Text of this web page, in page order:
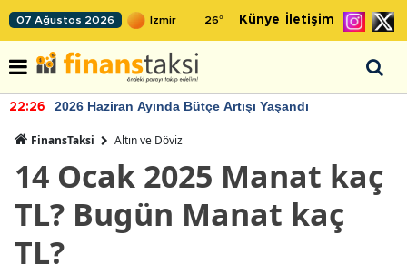
07 Ağustos 2026 26° Künye İletişim
22:26 2026 Haziran Ayında Bütçe Artışı Yaşandı
FinansTaksi Altın ve Döviz
14 Ocak 2025 Manat kaç
TL? Bugün Manat kaç
TL?